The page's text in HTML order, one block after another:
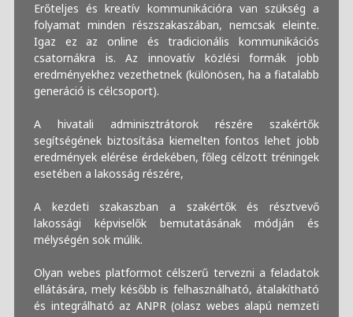
Erőteljes és kreatív kommunikációra van szükség a
folyamat minden részszakaszában, nemcsak eleinte.
Igaz ez az online és tradicionális kommunikációs
csatornákra is. Az innovatív közlési formák jobb
eredményekhez vezethetnek (különösen, ha a fiatalabb
generáció is célcsoport).
A hivatali adminisztrátorok részére szakértők
segítségének biztosítása kiemelten fontos lehet jobb
eredmények elérése érdekében, főleg célzott tréningek
esetében a lakosság részére,
A kezdeti szakaszban a szakértők és résztvevő
lakossági képviselők bemutatásának módján és
mélységén sok múlik.
Olyan webes platformot célszerű tervezni a feladatok
ellátására, mely később is felhasználható, átalakítható
és integrálható az ANPR (olasz webes alapú nemzeti